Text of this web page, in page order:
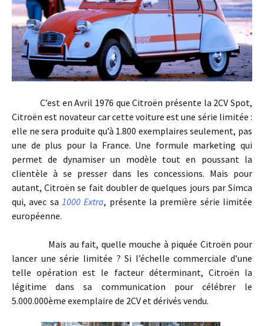
C’est en Avril 1976 que Citroën présente la 2CV Spot,
Citroën est novateur car cette voiture est une série limitée :
elle ne sera produite qu’à 1.800 exemplaires seulement, pas
une de plus pour la France. Une formule marketing qui
permet de dynamiser un modèle tout en poussant la
clientèle à se presser dans les concessions. Mais pour
autant, Citroën se fait doubler de quelques jours par Simca
qui, avec sa 1000 Extra, présente la première série limitée
européenne.
Mais au fait, quelle mouche à piquée Citroën pour
lancer une série limitée ? Si l’échelle commerciale d’une
telle opération est le facteur déterminant, Citroën la
légitime dans sa communication pour célébrer le
5.000.000ème exemplaire de 2CV et dérivés vendu.